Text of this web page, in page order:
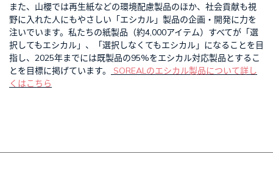
また、山櫻では再生紙などの環境配慮製品のほか、社会貢献も視
野に入れた人にもやさしい「エシカル」製品の企画・開発に力を
注いでいます。私たちの紙製品（約4,000アイテム）すべてが「選
択してもエシカル」、「選択しなくてもエシカル」になることを目
指し、2025年までには既製品の95%をエシカル対応製品とするこ
とを目標に掲げています。
SOREALのエシカル製品について詳し
くはこちら